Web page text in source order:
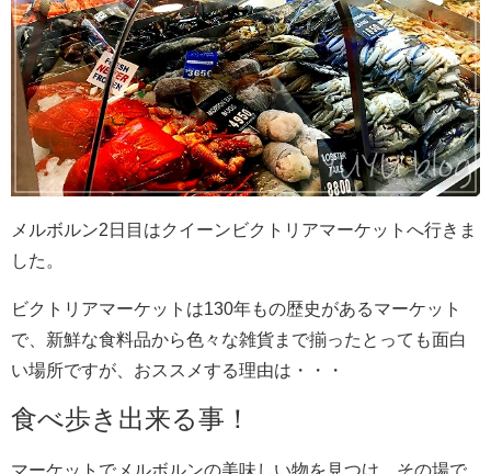
メルボルン2日目はクイーンビクトリアマーケットへ行きま
した。
ビクトリアマーケットは130年もの歴史があるマーケット
で、新鮮な食料品から色々な雑貨まで揃ったとっても面白
い場所ですが、おススメする理由は・・・
食べ歩き出来る事！
マーケットでメルボルンの美味しい物を見つけ、その場で